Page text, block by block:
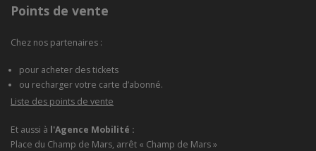
Points de vente
Chez nos partenaires :
pour acheter des tickets
ou recharger votre carte d’abonné.
Liste des points de vente
Et aussi à l'Agence Mobilité :
Place du Champ de Mars, arrêt « Champ de Mars »